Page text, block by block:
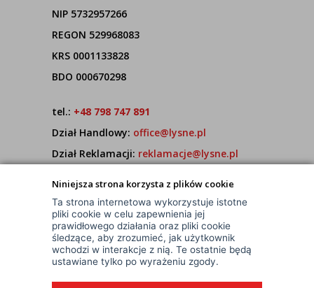
Niniejsza strona korzysta z plików cookie
Ta strona internetowa wykorzystuje istotne
pliki cookie w celu zapewnienia jej
prawidłowego działania oraz pliki cookie
śledzące, aby zrozumieć, jak użytkownik
wchodzi w interakcje z nią. Te ostatnie będą
ustawiane tylko po wyrażeniu zgody.
NIP 5732957266
REGON 529968083
KRS 0001133828
BDO 000670298
tel.: +48 798 747 891
Dział Handlowy: office@lysne.pl
Dział Reklamacji: reklamacje@lysne.pl
7:00 - 15:00